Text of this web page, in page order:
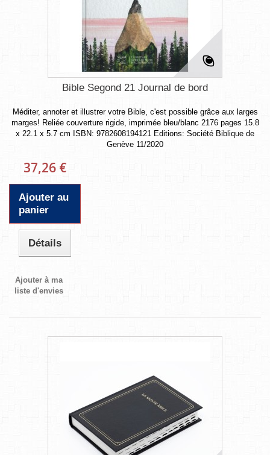
Bible Segond 21 Journal de bord
Méditer, annoter et illustrer votre Bible, c'est possible grâce aux larges
marges! Reliée couverture rigide, imprimée bleu/blanc 2176 pages 15.8
x 22.1 x 5.7 cm ISBN: 9782608194121 Editions: Société Biblique de
Genève 11/2020
37,26 €
Ajouter au
panier
Détails
Ajouter à ma
liste d'envies